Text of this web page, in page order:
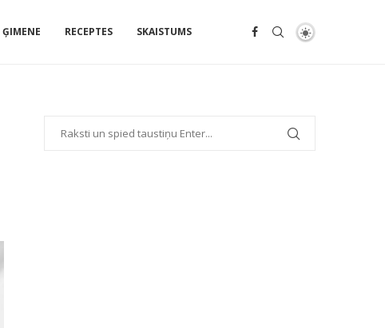
ĢIMENE RECEPTES SKAISTUMS